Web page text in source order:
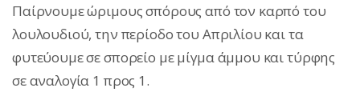
Παίρνουμε ώριμους σπόρους από τον καρπό του
λουλουδιού, την περίοδο του Απριλίου και τα
φυτεύουμε σε σπορείο με μίγμα άμμου και τύρφης
σε αναλογία 1 προς 1.